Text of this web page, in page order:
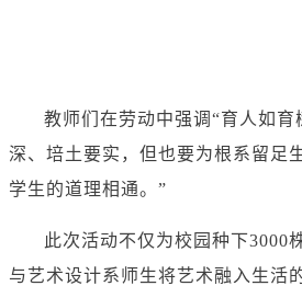
教师们在劳动中强调“育人如育
深、培土要实，但也要为根系留
学生的道理相通。”
此次活动不仅为校园种下3000
与艺术设计系师生将艺术融入生活